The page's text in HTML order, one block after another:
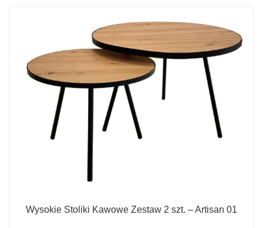
Wysokie Stoliki Kawowe Zestaw 2 szt. – Artisan 01